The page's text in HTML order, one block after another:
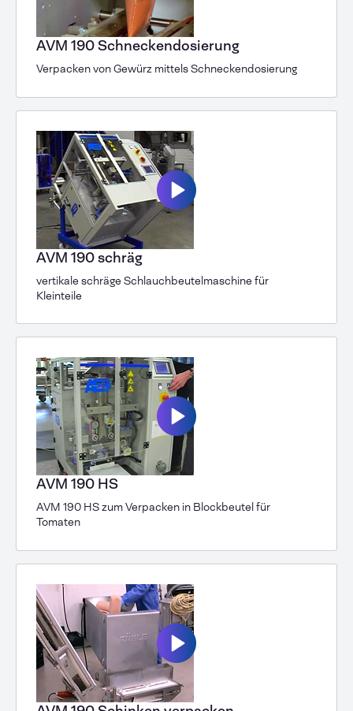
AVM 190 Schneckendosierung
Verpacken von Gewürz mittels Schneckendosierung
AVM 190 schräg
vertikale schräge Schlauchbeutel­maschine für
Kleinteile
AVM 190 HS
AVM 190 HS zum Verpacken in Blockbeutel für
Tomaten